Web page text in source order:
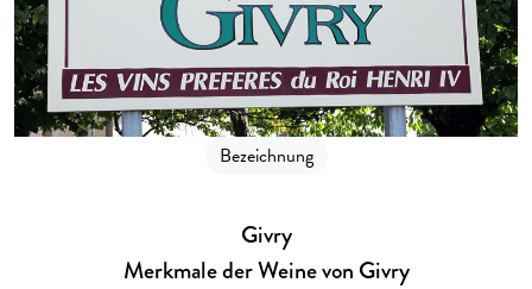
Bezeichnung
Givry
Merkmale der Weine von Givry